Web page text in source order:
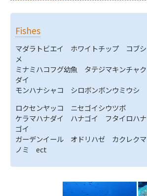
Fishes
マダラトビエイ ホワイトチップ コブシ
メ
ミナミハコフグ幼魚 タテジマキンチャク
ダイ
モンハナシャコ シロボンボンウミウシ
ロクセンヤッコ ニセゴイシウツボ
ケラマハナダイ ハナゴイ フタイロハナ
ゴイ
ガーデンイール オドリハゼ カクレクマ
ノミ ect